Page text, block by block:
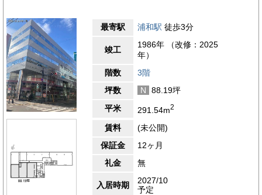
最寄駅 浦和駅 徒歩3分
竣工
1986年 （改修：2025
年）
階数
3階
坪数
N
88.19坪
平米
291.54m2
賃料
(未公開)
保証金
12ヶ月
礼金
無
入居時期
2027/10
予定